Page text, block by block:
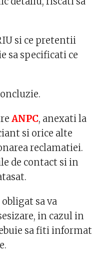
si ce pretentii
sa specificati ce
ANPC, anexati la
si orice alte
reclamatiei.
de contact si in
sa va
in cazul in
sa fiti informat